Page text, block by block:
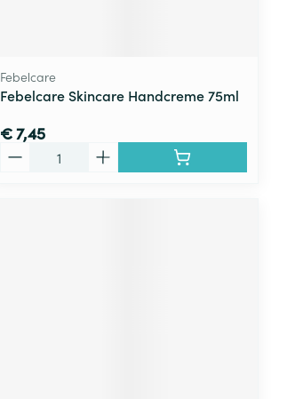
Febelcare
Febelcare Skincare Handcreme 75ml
€ 7,45